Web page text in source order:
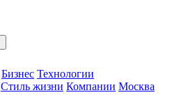
Бизнес Технологии
Стиль жизни Компании Москва